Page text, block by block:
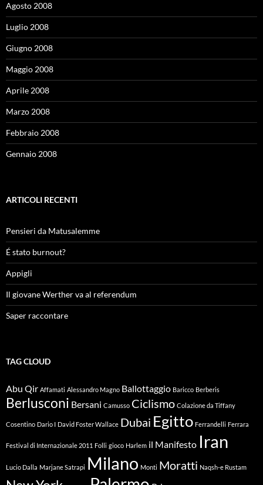
Agosto 2008
Luglio 2008
Giugno 2008
Maggio 2008
Aprile 2008
Marzo 2008
Febbraio 2008
Gennaio 2008
ARTICOLI RECENTI
Pensieri da Matusalemme
É stato burnout?
Appigli
Il giovane Werther va al referendum
Saper raccontare
TAG CLOUD
Abu Qir Affamati Alessandro Magno Ballottaggio Baricco Berberis
Berlusconi Bersani Camusso Ciclismo Colazione da Tiffany
Cosentino Dario I David Foster Wallace Dubai Egitto Ferrandelli Ferrara
Festival di Internazionale 2011 Folli gioco Harlem il Manifesto Iran
Lucio Dalla Marjane Satrapi Milano Monti Moratti Naqsh-e Rustam